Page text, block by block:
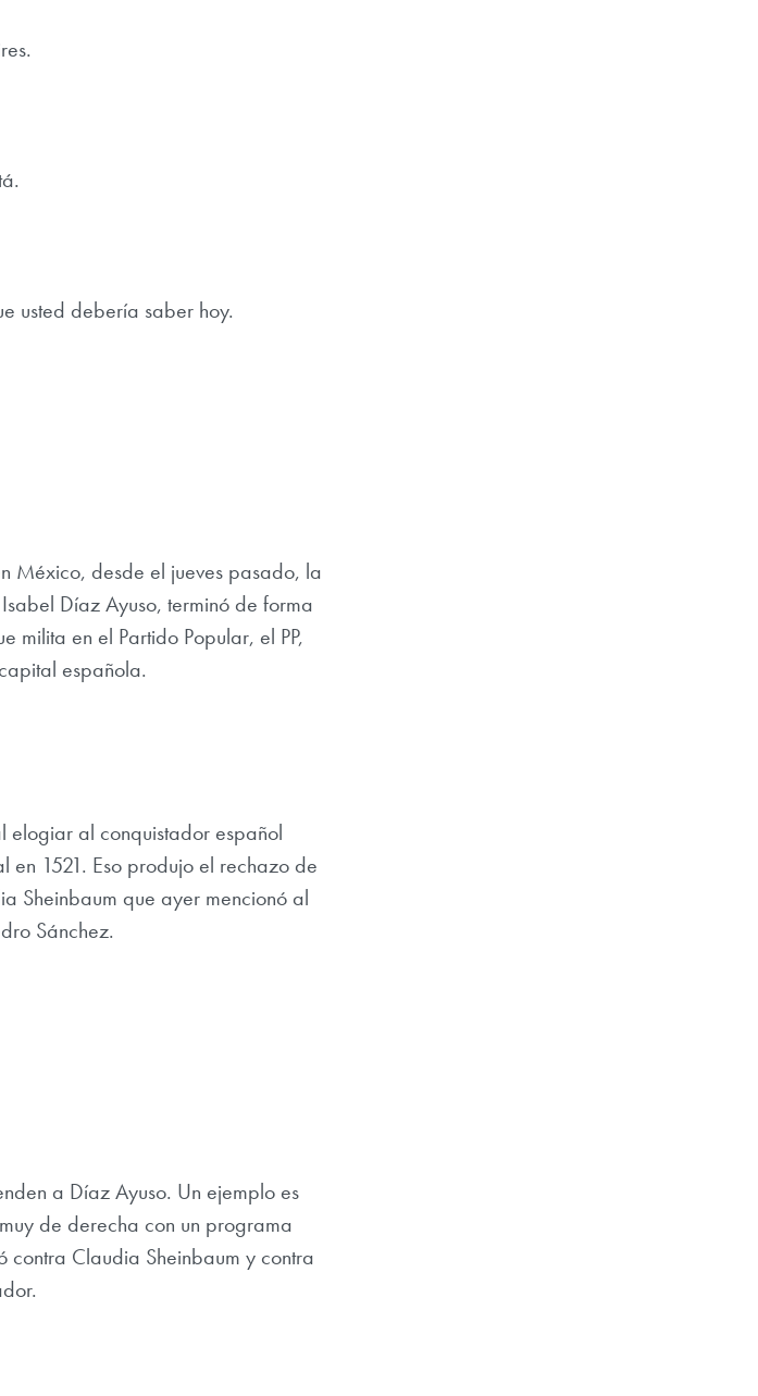
usted debería saber hoy.
México, desde el jueves pasado, la
Díaz Ayuso, terminó de forma
milita en el Partido Popular, el PP,
española.
elogiar al conquistador español
1521. Eso produjo el rechazo de
Sheinbaum que ayer mencionó al
Sánchez.
a Díaz Ayuso. Un ejemplo es
de derecha con un programa
Claudia Sheinbaum y contra